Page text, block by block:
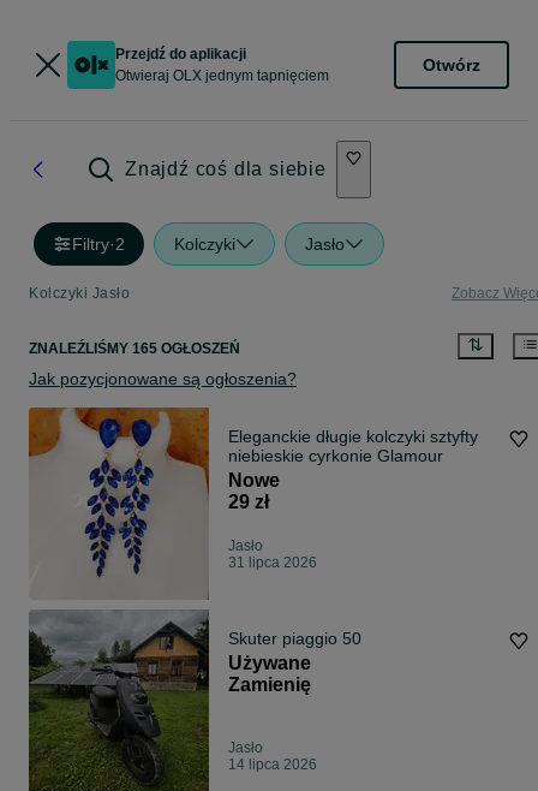
Przejdź do aplikacji
Otwieraj OLX jednym tapnięciem
Otwórz
Znajdź coś dla siebie
Filtry·2 Kolczyki Jasło
Kolczyki Jasło Zobacz
ZNALEŹLIŚMY 165 OGŁOSZEŃ
Jak pozycjonowane są ogłoszenia?
Eleganckie długie kolczyki sztyfty
niebieskie cyrkonie Glamour
Nowe
29 zł
Jasło
31 lipca 2026
Skuter piaggio 50
Używane
Zamienię
Jasło
14 lipca 2026